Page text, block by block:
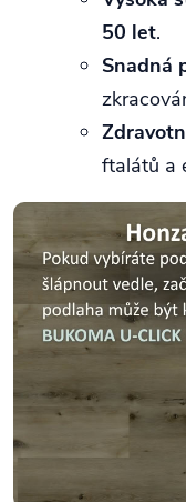
50 let.
Snadná
ftalátů a